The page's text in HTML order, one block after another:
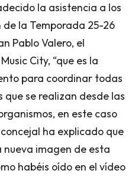
la asistencia a los
la Temporada 25-26
Pablo Valero, el
City, “que es la
para coordinar todas
se realizan desde las
en este caso
ha explicado que
nueva imagen de esta
habéis oído en el vídeo